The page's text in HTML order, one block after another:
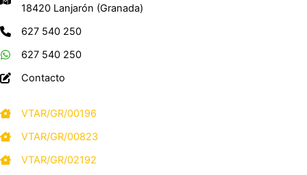
18420 Lanjarón (Granada)
627 540 250
627 540 250
Contacto
VTAR/GR/00196
VTAR/GR/00823
VTAR/GR/02192